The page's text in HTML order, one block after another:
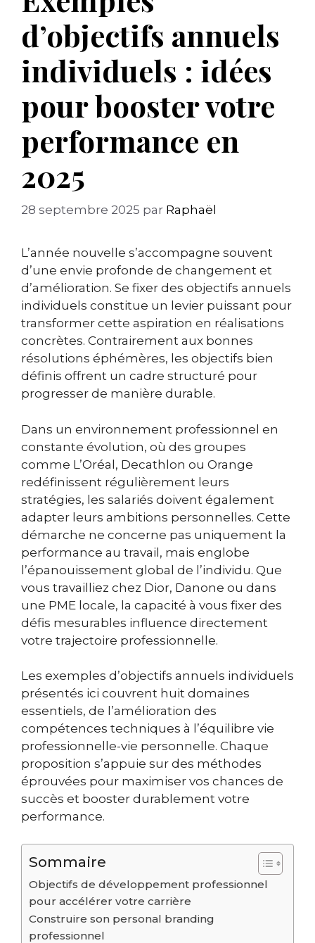
d’objectifs annuels
individuels : idées
pour booster votre
performance en
2025
28 septembre 2025 par Raphaël
L’année nouvelle s’accompagne souvent
d’une envie profonde de changement et
d’amélioration. Se fixer des objectifs annuels
individuels constitue un levier puissant pour
transformer cette aspiration en réalisations
concrètes. Contrairement aux bonnes
résolutions éphémères, les objectifs bien
définis offrent un cadre structuré pour
progresser de manière durable.
Dans un environnement professionnel en
constante évolution, où des groupes
comme L’Oréal, Decathlon ou Orange
redéfinissent régulièrement leurs
stratégies, les salariés doivent également
adapter leurs ambitions personnelles. Cette
démarche ne concerne pas uniquement la
performance au travail, mais englobe
l’épanouissement global de l’individu. Que
vous travailliez chez Dior, Danone ou dans
une PME locale, la capacité à vous fixer des
défis mesurables influence directement
votre trajectoire professionnelle.
Les exemples d’objectifs annuels individuels
présentés ici couvrent huit domaines
essentiels, de l’amélioration des
compétences techniques à l’équilibre vie
professionnelle-vie personnelle. Chaque
proposition s’appuie sur des méthodes
éprouvées pour maximiser vos chances de
succès et booster durablement votre
performance.
Sommaire
Objectifs de développement professionnel
pour accélérer votre carrière
Construire son personal branding
professionnel